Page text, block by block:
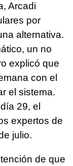
Arcadi
por
alternativa.
un no
explicó que
con el
el sistema.
29, el
expertos de
julio.
de que